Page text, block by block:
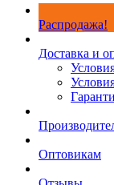
Распродажа!
Доставка и
Оптовикам